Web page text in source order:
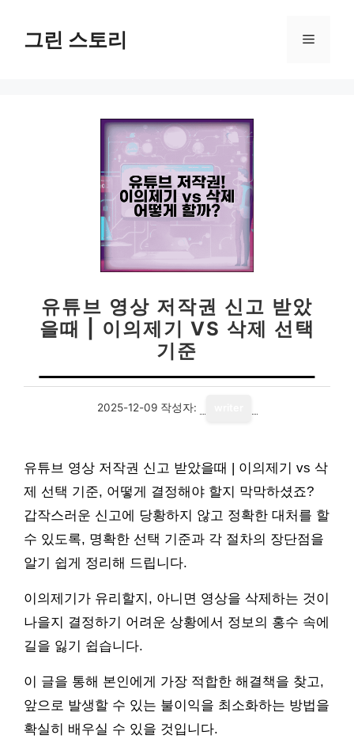
그린 스토리 메
유튜브 영상 저작권 신고 받았
을때 | 이의제기 VS 삭제 선택
기준
2025-12-09 작성자:
유튜브 영상 저작권 신고 받았을때 | 이의제기 vs 삭
제 선택 기준, 어떻게 결정해야 할지 막막하셨죠?
갑작스러운 신고에 당황하지 않고 정확한 대처를 할
수 있도록, 명확한 선택 기준과 각 절차의 장단점을
알기 쉽게 정리해 드립니다.
이의제기가 유리할지, 아니면 영상을 삭제하는 것이
나을지 결정하기 어려운 상황에서 정보의 홍수 속에
길을 잃기 쉽습니다.
이 글을 통해 본인에게 가장 적합한 해결책을 찾고,
앞으로 발생할 수 있는 불이익을 최소화하는 방법을
확실히 배우실 수 있을 것입니다.